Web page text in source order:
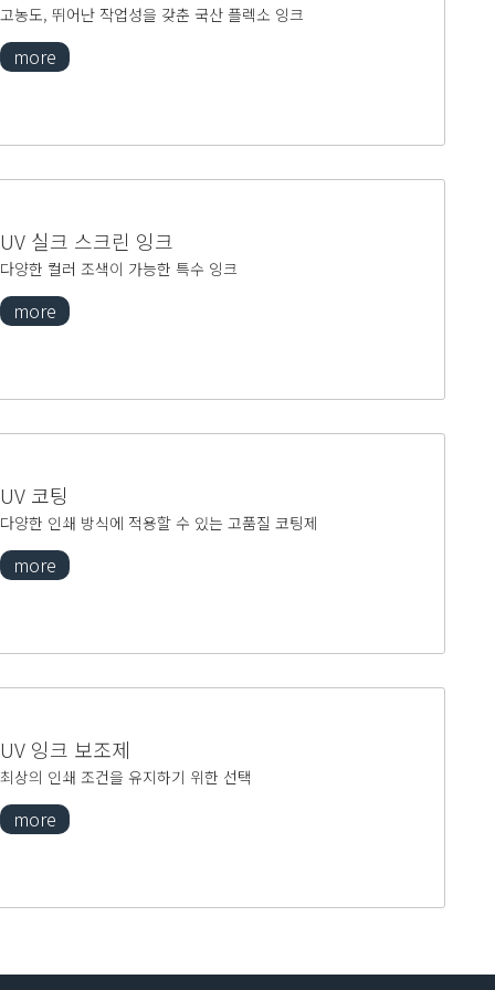
고농도, 뛰어난 작업성을 갖춘 국산 플렉소 잉크
more
UV 실크 스크린 잉크
다양한 컬러 조색이 가능한 특수 잉크
more
UV 코팅
다양한 인쇄 방식에 적용할 수 있는 고품질 코팅제
more
UV 잉크 보조제
최상의 인쇄 조건을 유지하기 위한 선택
more